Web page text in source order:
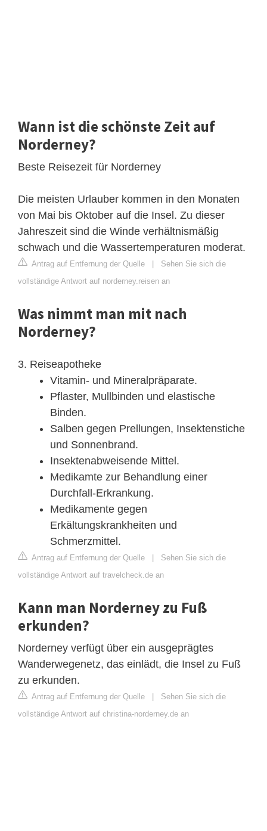
Wann ist die schönste Zeit auf
Norderney?
Beste Reisezeit für Norderney
Die meisten Urlauber kommen in den Monaten
von Mai bis Oktober auf die Insel. Zu dieser
Jahreszeit sind die Winde verhältnismäßig
schwach und die Wassertemperaturen moderat.
Antrag auf Entfernung der Quelle | Sehen Sie sich die
vollständige Antwort auf norderney.reisen an
Was nimmt man mit nach
Norderney?
3. Reiseapotheke
Vitamin- und Mineralpräparate.
Pflaster, Mullbinden und elastische
Binden.
Salben gegen Prellungen, Insektenstiche
und Sonnenbrand.
Insektenabweisende Mittel.
Medikamte zur Behandlung einer
Durchfall-Erkrankung.
Medikamente gegen
Erkältungskrankheiten und
Schmerzmittel.
Antrag auf Entfernung der Quelle | Sehen Sie sich die
vollständige Antwort auf travelcheck.de an
Kann man Norderney zu Fuß
erkunden?
Norderney verfügt über ein ausgeprägtes
Wanderwegenetz, das einlädt, die Insel zu Fuß
zu erkunden.
Antrag auf Entfernung der Quelle | Sehen Sie sich die
vollständige Antwort auf christina-norderney.de an